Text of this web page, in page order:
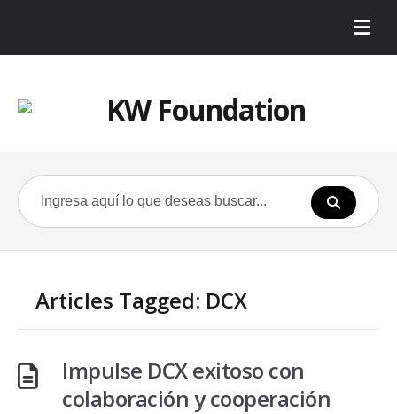
Articles Tagged: DCX
Impulse DCX exitoso con
colaboración y cooperación